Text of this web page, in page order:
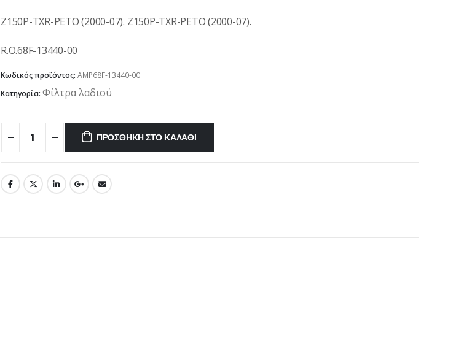
Z150P-TXR-PETO (2000-07). Z150P-TXR-PETO (2000-07).
R.O.68F-13440-00
Κωδικός προϊόντος: AMP68F-13440-00
Κατηγορία: Φίλτρα λαδιού
ΠΡΟΣΘΉΚΗ ΣΤΟ ΚΑΛΆΘΙ